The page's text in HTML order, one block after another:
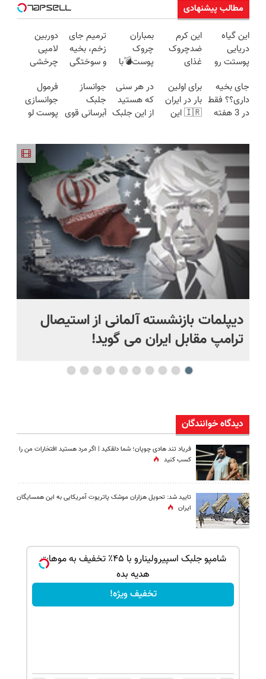
مطالب پیشنهادی
این گیاه
دریایی
پوستت رو
میکنه
انگار20سال
جوون شدی
خرید
این کرم
ضدچروک
غذای
تامین
میکنه
(خرید با
بمباران
چروک
پوست💣با
جلبک
(تخفیف
تاامشب)
ترمیم جای
زخم، بخیه
و سوختگی
هفته!!😍
دوربین
لامپی
چرخشی
فقط امروز
حراج شد🔥
پرداخت
جای بخیه
داری؟؟ فقط
در 3 هفته
برای اولین
بار در ایران
🇮🇷 این
23 روزه
ساخت!
در هر سنی
که هستید
از این جلبک
نشوید!
40%تخفیف
جوانساز
جلبک
آبرسانی قوی
فرمول
جوانسازی
پوست لو
جلبک با
تخفیف
دیپلمات بازنشسته آلمانی از استیصال
ترامپ مقابل ایران می گوید!
دیدگاه خوانندگان
فریاد تند هادی چوپان؛‌ شما دلقکید | اگر مرد هستید افتخارات من را
کسب کنید
تایید شد: تحویل هزاران موشک پاتریوت آمریکایی به این همسایگان
ایران
شامپو جلبک اسپیرولینارو با ۴۵٪ تخفیف به موهات
هدیه بده
تخفیف ویژه!